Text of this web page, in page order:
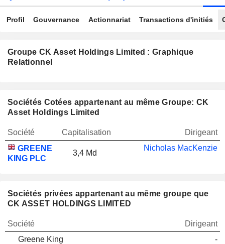
Profil Gouvernance Actionnariat Transactions d'initiés
Groupe CK Asset Holdings Limited : Graphique
Relationnel
Sociétés Cotées appartenant au même Groupe: CK
Asset Holdings Limited
Société Capitalisation
Dirigeant
GREENE
KING PLC
3,4 Md
Nicholas MacKenzie
Sociétés privées appartenant au même groupe que
CK ASSET HOLDINGS LIMITED
Société
Dirigeant
Greene King
-